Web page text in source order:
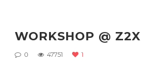
WORKSHOP @ Z2X
0 47751 1